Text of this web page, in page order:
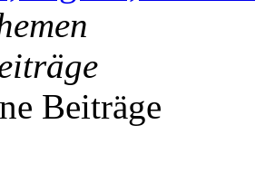
Beiträge